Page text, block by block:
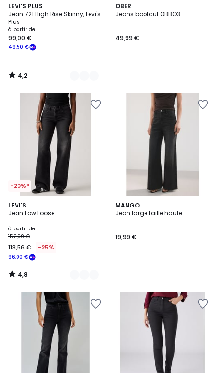
LEVI’S PLUS
Jean 721 High Rise Skinny, Levi's
Plus
à partir de
49,50 €
99,00 €
4,2
/ 5
2
Couleurs
4,2
/
OBER
Jeans bootcut OBBO3
49,99 €
-20%*
LEVI'S
Jean Low Loose
à partir de
96,00 €
152,99 €
113,56 € -25%
4,8
/ 5
5
Couleurs
4,8
/
MANGO
Jean large taille haute
19,99 €